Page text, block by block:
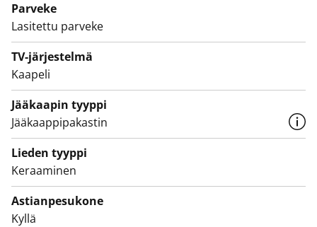
liesi, astianpesukone ja kylmälaitteet. Kokonaan
laatoitettujen kylpyhuoneiden lattiat ovat rauhallisen
harmaat ja vaaleita seiniä elävöittää vaalean keltainen
tehosteseinä. Pesukoneelle ja kuivausrummulle on
tilavaraus.
Asunto ja koko talo pihoineen ovat savuttomia.
Asunnot ja koko talo pihoineen ovat savuttomia.
Asukasmäärään perustuva vesimaksu muuttuu
1.12.2024 alkaen vedenkulutukseen perustuvaan
vesimaksuun.
Parveke
Lasitettu parveke
TV-järjestelmä
Kaapeli
Jääkaapin tyyppi
Jääkaappipakastin
Lieden tyyppi
Keraaminen
Astianpesukone
Kyllä